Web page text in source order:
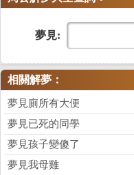
夢見:
相關解夢：
夢見廁所有大便
夢見已死的同學
夢見孩子變傻了
夢見我母雞